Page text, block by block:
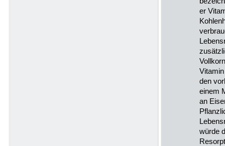
er
den
einem
an
würde